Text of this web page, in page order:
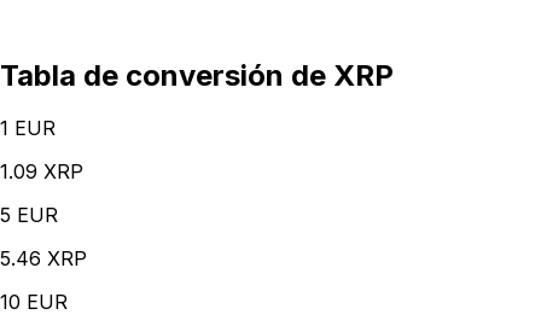
Tabla de conversión de XRP
1 EUR
1.09 XRP
5 EUR
5.46 XRP
10 EUR